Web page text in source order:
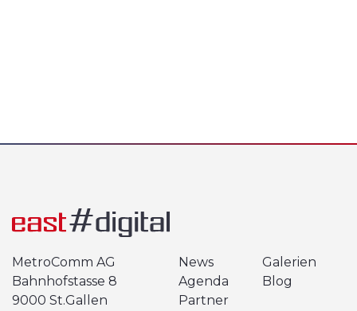
MetroComm AG
Bahnhofstasse 8
9000 St.Gallen
News
Galerien
Agenda
Blog
Partner